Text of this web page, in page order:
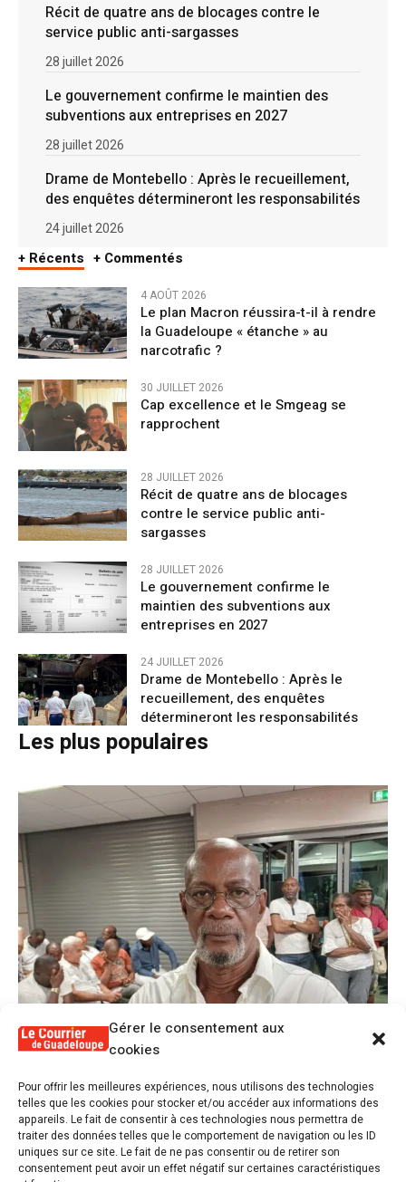
Gérer le consentement aux
cookies
Pour offrir les meilleures expériences, nous utilisons des technologies
telles que les cookies pour stocker et/ou accéder aux informations des
appareils. Le fait de consentir à ces technologies nous permettra de
traiter des données telles que le comportement de navigation ou les ID
uniques sur ce site. Le fait de ne pas consentir ou de retirer son
consentement peut avoir un effet négatif sur certaines caractéristiques
Récit de quatre ans de blocages contre le
service public anti-sargasses
28 juillet 2026
Le gouvernement confirme le maintien des
subventions aux entreprises en 2027
28 juillet 2026
Drame de Montebello : Après le recueillement,
des enquêtes détermineront les responsabilités
24 juillet 2026
+ Récents + Commentés
4 AOÛT 2026
Le plan Macron réussira-t-il à rendre
la Guadeloupe « étanche » au
narcotrafic ?
30 JUILLET 2026
Cap excellence et le Smgeag se
rapprochent
28 JUILLET 2026
Récit de quatre ans de blocages
contre le service public anti-
sargasses
28 JUILLET 2026
Le gouvernement confirme le
maintien des subventions aux
entreprises en 2027
24 JUILLET 2026
Drame de Montebello : Après le
recueillement, des enquêtes
détermineront les responsabilités
Les plus populaires
1 Alex Lollia : « Cédric Cornet développait
une forme de populisme qui aurait pu se
transformer en macoutisme »